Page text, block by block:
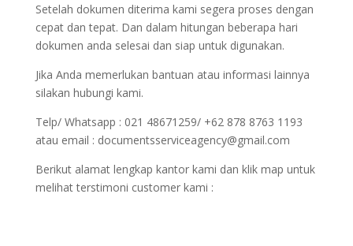
Setelah dokumen diterima kami segera proses dengan
cepat dan tepat. Dan dalam hitungan beberapa hari
dokumen anda selesai dan siap untuk digunakan.
Jika Anda memerlukan bantuan atau informasi lainnya
silakan hubungi kami.
Telp/ Whatsapp : 021 48671259/ +62 878 8763 1193
atau email : documentsserviceagency@gmail.com
Berikut alamat lengkap kantor kami dan klik map untuk
melihat terstimoni customer kami :